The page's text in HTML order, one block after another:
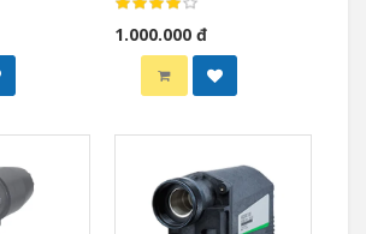
Detector (Photo-diode
type)
1.000.000 đ